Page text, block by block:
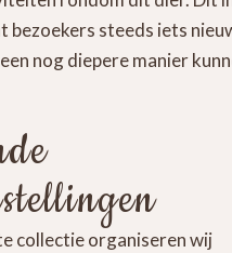
steeds iets
nog diepere manier
collectie organiseren wij